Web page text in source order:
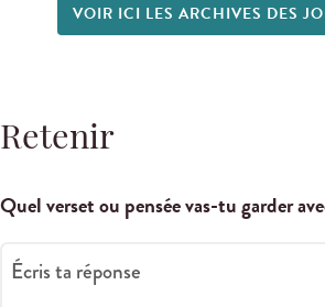
VOIR ICI LES ARCHIVES DES
Retenir
Quel verset ou pensée vas-tu garder
Écris ta réponse